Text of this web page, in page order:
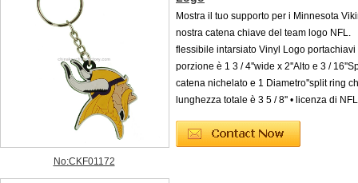
No:CKF01172
Mostra il tuo supporto per i Minnesota
nostra catena chiave del team logo NFL.
flessibile intarsiato Vinyl Logo portachiavi
porzione è 1 3 / 4''wide x 2''Alto e 3 /
catena nichelato e 1 Diametro''split ring
lunghezza totale è 3 5 / 8'' • licenza di NFL